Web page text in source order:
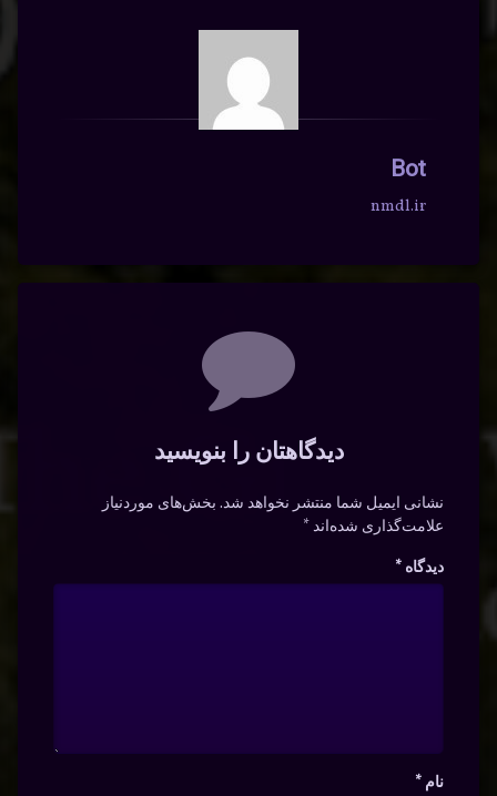
Bot
nmdl.ir
دیدگاهتان را بنویسید
نشانی ایمیل شما منتشر نخواهد شد. بخش‌های موردنیاز
علامت‌گذاری شده‌اند*
دیدگاه *
نام *